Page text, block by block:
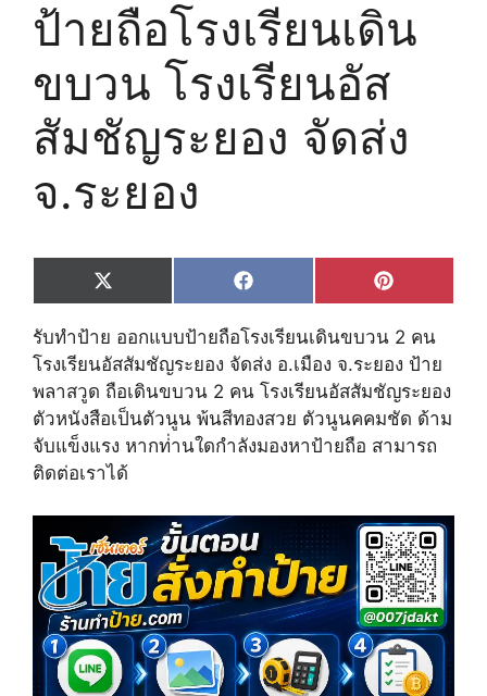
ป้ายถือโรงเรียนเดิน
ขบวน โรงเรียนอัส
สัมชัญระยอง จัดส่ง
จ.ระยอง
Share
on
X
(
w
i
t
t
e
r
)
Share
on
F
a
e
b
o
o
k
Share
on
P
i
n
t
e
e
s
t
รับทำป้าย ออกแบบป้ายถือโรงเรียนเดินขบวน 2 คน
โรงเรียนอัสสัมชัญระยอง จัดส่ง อ.เมือง จ.ระยอง ป้าย
พลาสวูด ถือเดินขบวน 2 คน โรงเรียนอัสสัมชัญระยอง
ตัวหนังสือเป็นตัวนูน พ้นสีทองสวย ตัวนูนคคมชัด ด้าม
จับแข็งแรง หากท่่านใดกำลังมองหาป้ายถือ สามารถ
ติดต่อเราได้